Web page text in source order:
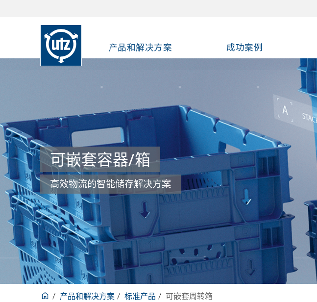
产品和解决方案
个性化解决方案
定制塑料包装
定制塑料托盘
用于物流与生产的定制工件载具
元件支架 注塑
热成型元件支架
技术塑料部件
行业解决方案
汽车
电子
零售
家庭购物
内部物流
医药
邮政
纺织
标准产品
可折叠大型周转箱
运输手推车
可折叠周转箱
危险品周转箱
大容量周转箱
可嵌套周转箱
托盘
可堆叠周转箱
保温箱
塑料包装配件与内衬
塑料包装配件与内衬
探索全系列可重复使用的包装配件
—— 从盖子、 隔板到标签和RFID技
术。提供定制选项和技术性塑料零
件。
智能产品
可重复使用包装的追溯与追踪 |
RFID、无源物联网与ID技术
通过RFID、无源物联网、信标和耐
用ID技术，实时掌握每个周转箱、
托盘和货盘的动态，并为PPWR及
范围三排放提供可重复使用周转验
证。
Utz ID
Utz ID——可重复使用包装的数字化
生命周期追踪
Utz ID 将每个可重复使用容器转变
为一个可追踪的资产，为您带来全
面的可视性、更低的成本以及可衡
量的可持续发展数据
成功案例
顾客 参考资料：我们成功的客户合作
浏览我们的参考资料页面，查看全
球品牌和行业领导者如何信任Utz集
团在制药、汽车、零售等领域提供
创新和可持续的包装解决方案。
案例研究
成功案例：Utz集团创新的可重复使
用包装解决方案
了解Utz Group如何为制药、汽车和
零售等行业提供创新的可重复使用
包装解决方案。我们的案例研究展
示了在提供定制化、可持续设计方
面取得的实际成功，这些设计能够
提高效率和合规性。探索我们解决
方案背后的故事！
我们的态度
通过信念实现可持续
发展
我们最重要的原则是谨慎使用各种
资源。现代塑料技术使创造性和可
持续性的解决方案成为可能。我们
使用的塑料是百分之百可回收的。
我们的理解
经济可持续性
生态可持续性
社会可持续性
可持续发展报告
可持续发展报告
透明、开放、诚实 – 了解我们为可
持续发展做出的努力，与我们一起
迈向可持续发展的未来。
Utz工业化合物 （UIC®)
Utz工业化合物
UIC®是具有特定材料特性的高质
量，经过质量测试的二次原材料。
UIC®的物理性能可与原始材料相媲
美。我们以透明和易于理解的方式
声明我们产品中使用的原材料。
回收
回收
UIC®是具有特定材料特性的高质
量，经过质量测试的二次原材料。
UIC®的物理性能可与原始材料相媲
美。我们以透明和易于理解的方式
声明我们产品中使用的原材料。
PPWR
时刻关注：即将出台的可持续发展
立法
伍兹集团始终领先于即将出台的立
法，并适应新的可持续性要求，尤
其是在包装领域。我们将深入研究
欧洲包装和包装废弃物法规
（PPWR）， 以及我们积极主动的
方法如何确保我们的产品满足或超
过监管要求。
碳中性产品
碳中性补偿
通过补偿二氧化碳的份额，Utz塑料
可回收包装成为气候中性。补偿直
接流入Myclimate基金会的认证碳补
偿项目。影响是可以直接衡量的。
CO2 计算器
CO2 计算器
我们的 CO2 计算器透明地显示我们
产品的足迹。您会惊讶于材料选择
的影响。立即使用预定义的文章选
择来配置您的选择，或向我们询问
替代方案。
我们是谁 我们是谁
我们是领先的可重复使用包装制造
商，专门生产定制产品。75 多年
来，我们在三大洲的 8 个地点拥有
1300 名员工，一直致力于创造和制
造定制的、可持续的、可重复使用
的物流包装和塑料技术部件。
我们的使命
我们的使命
我们致力于制造高质量、可重复使
用、可回收和可循环利用的塑料包
装解决方案，以满足客户的不同需
求，同时最大限度地减少对环境的
影响。
我们的组织结构
我们的组织结构
分散和灵活的组织结构使我们能够
对客户的询问做出快速反应，家庭
式的合作纽带促进了生动活泼的企
业文化。
Utz 质量
以安全为设计核心的容器
Utz 确保为客户提供最高质量。我
们在开发过程中进行一系列严格的
质量测试，以确保我们的塑料容器
完全符合预期用途。
伍兹 75 年
伍兹 75 年
通过自身努力实现增长，追求最高
质量和客户利益最大化，并将家族
精神与对员工和社会的高度责任感
相结合。
新闻
新闻
新闻区提供最新产品、Utz集团和其
他活动的信息。此外，您还将看到
Utz集团所有企业参展的概况。了解
更多
活动
展会、行业活动、会议和贸易展
探索伍兹的下一站！与我们一起参
加各种展会、会议和特别活动。来
认识我们的团队，体验我们的服
务。在此了解我们的最新活动安
排。
空缺职位 成为Utz的一员
您对Utz的工作感兴趣并想申请吗?
在这里您可以找到当前的空缺职位
和培训机会。请现在就发给我们您
对空缺职位的在线申请或发送给我
们一个主动申请 - 我们期待您的申
成为Utz的员工
关于我们
Utz集团是一个等级结构扁平的家族
企业。许多员工喜欢在Utz工作，并
且已经在这家公司工作多年。赞赏
和内部晋升是我们公司的核心，在
Utz任何子公司，人们都能感受到
Utz创造的良好工作氛围。
职业教育
Utz的职业培训
多年来，Utz集团一直是一个具有长
远培训前景的企业。如今，Utz集团
有10%的工作岗位由实习生担任。
有些当年的培训生已经成为公司的
骨干力量。
谢谢您
可嵌套容器/箱
高效物流的智能储存解决方案
产品和解决方案 标准产品 可嵌套周转箱